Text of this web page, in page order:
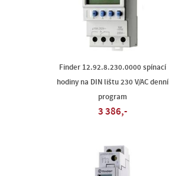
Finder 12.92.8.230.0000 spínací
hodiny na DIN lištu 230 V/AC denní
program
3 386,-